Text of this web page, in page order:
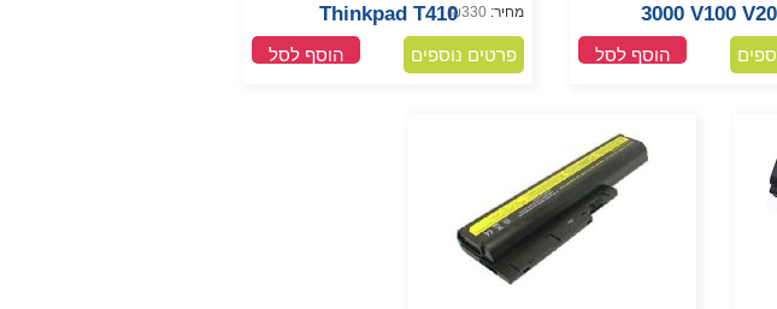
3000 V100
הוסף לסל
Thinkpad T410
מחיר: ₪330
פרטים נוספים הוסף לסל